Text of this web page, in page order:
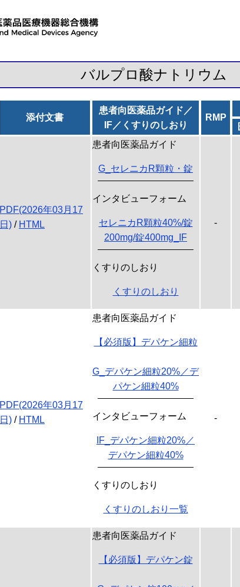
バルプロ酸ナトリウム
添付文書
患者向医薬品ガイド／
IF／くすりのしおり
RMP
PDF(2026年03月17
日) / HTML
患者向医薬品ガイド
G_セレニカR顆粒・錠
インタビューフォーム
セレニカR顆粒40%/錠
200mg/錠400mg_IF
くすりのしおり
くすりのしおり
-
PDF(2026年03月17
日) / HTML
患者向医薬品ガイド
【必須版】デパケン細粒
G_デパケン細粒20%／デ
パケン細粒40%
インタビューフォーム
IF_デパケン細粒20%／
デパケン細粒40%
くすりのしおり
くすりのしおり一覧
-
患者向医薬品ガイド
【必須版】デパケン錠